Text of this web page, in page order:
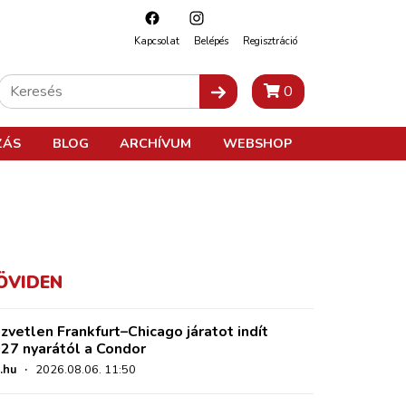
Kapcsolat Belépés Regisztráció
0
BLOG ARCHÍVUM WEBSHOP
Frankfurt–Chicago járatot indít
nyarától a Condor
· 2026.08.06. 11:50